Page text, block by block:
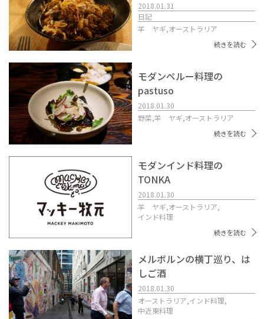
2018.01.31
日記
羊 ヤギ,オーストラリア
続きを読む
モダンペルー料理の
pastuso
2018.01.30
野菜,羊 ヤギ,オーストラリア
続きを読む
モダンインド料理の
TONKA
2018.01.30
羊 ヤギ,オーストラリア,
インド料理
続きを読む
メルボルンの横丁巡り、は
しご酒
2018.01.30
オーストラリア,インド料理,
中近東料理